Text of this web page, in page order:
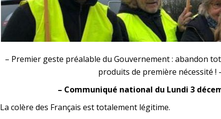
– Premier geste préalable du Gouvernement : abandon
produits de première nécessité !
– Communiqué national du Lundi 3
La colère des Français est totalement légitime.